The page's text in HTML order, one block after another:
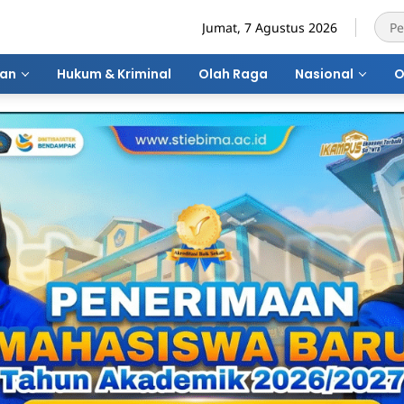
Jumat, 7 Agustus 2026
Hukum & Kriminal Olah Raga Nasional